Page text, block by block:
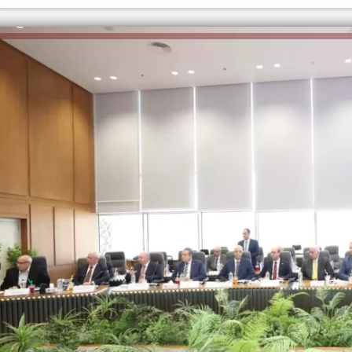
الكاتبة إلهام شرشر تهنئ الرئيس
السيسي بعيد ميلاده وتُشيد بجهوده
في بناء الدولة
رسالتى لآخر الزمان «محطة الضبعة
النووية»... من الحلم إلى التنفيذ